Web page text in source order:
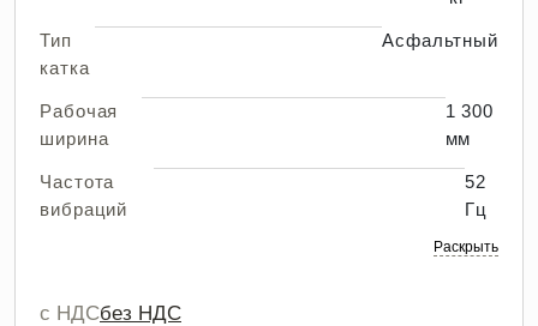
Тип
катка
Асфальтный
Рабочая
ширина
1 300
мм
Частота
вибраций
52
Гц
Раскрыть
с НДСбез НДС